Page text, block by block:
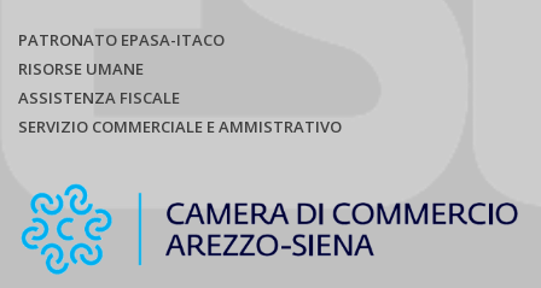
PATRONATO EPASA-ITACO
RISORSE UMANE
ASSISTENZA FISCALE
SERVIZIO COMMERCIALE E AMMISTRATIVO